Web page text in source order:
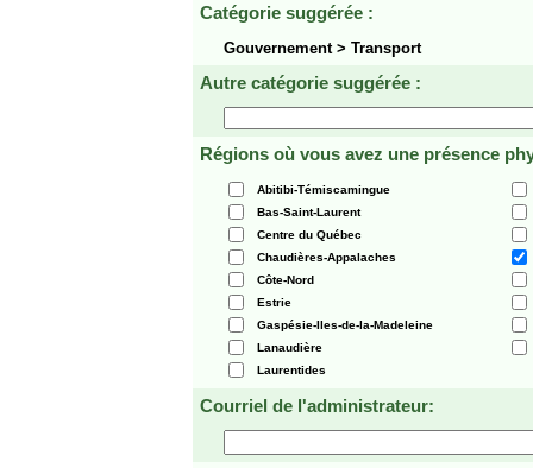
Catégorie suggérée :
Gouvernement > Transport
Autre catégorie suggérée :
Régions où vous avez une présence
Abitibi-Témiscamingue
Bas-Saint-Laurent
Centre du Québec
Chaudières-Appalaches
Côte-Nord
Estrie
Gaspésie-Iles-de-la-Madeleine
Lanaudière
Laurentides
Courriel de l'administrateur: